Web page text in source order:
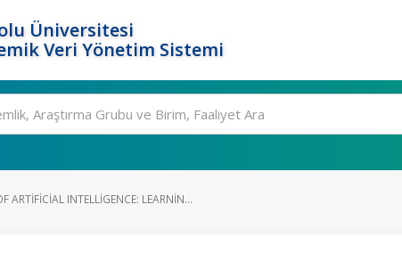
Üniversitesi
Veri Yönetim Sistemi
ARTIFICIAL INTELLIGENCE: LEARNIN...